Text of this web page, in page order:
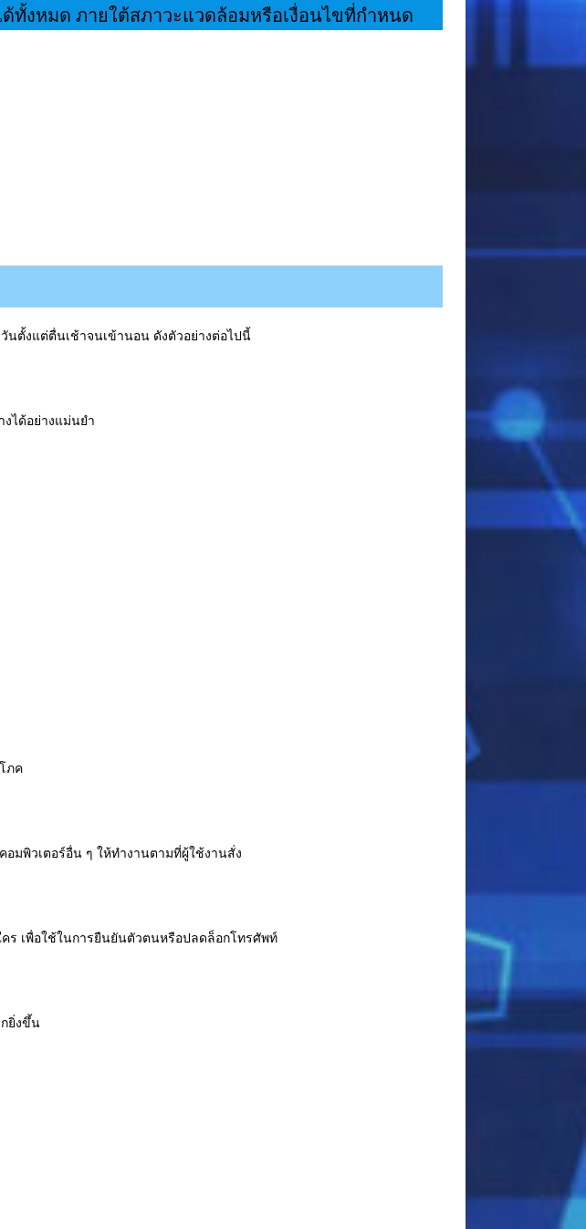
ทั้งหมด ภายใต้สภาวะแวดล้อมหรือเงื่อนไขที่กำหนด
นตั้งแต่ตื่นเช้าจนเข้านอน ดังตัวอย่างต่อไปนี้
ได้อย่างแม่นยำ
ภค
มพิวเตอร์อื่น ๆ ให้ทำงานตามที่ผู้ใช้งานสั่ง
ร เพื่อใช้ในการยืนยันตัวตนหรือปลดล็อกโทรศัพท์
ยิ่งขึ้น